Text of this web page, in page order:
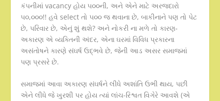
કંપનીમાં vacancy હોય ૫૦૦ની, અને એને માટે અરજદારો
૫૦,૦૦૦!! હવે select તો ૫૦૦ જ થવાના છે, બાકીનાને પણ તો પેટ
છે, પરિવાર છે, એનું શું થશે? અને નોકરી ના મળે તો કારણ-
અકારણ એ વ્યક્તિની અંદર, એના ઘરમાં વિવિધ પ્રકારના
અસંતોષને કારણે સંઘર્ષ ઉદ્ભવે છે, જેની આડ અસર સમાજમાં
પણ પ્રસરે છે.
સમાજમાં આવા અકારણ સંઘર્ષને લીધે અશાંતિ ઉભી થાય, પછી
એને લીધે જે ખુરશી પર હોય ત્યાં લાંચ-રિશ્વત વિગેરે આવશે (એ